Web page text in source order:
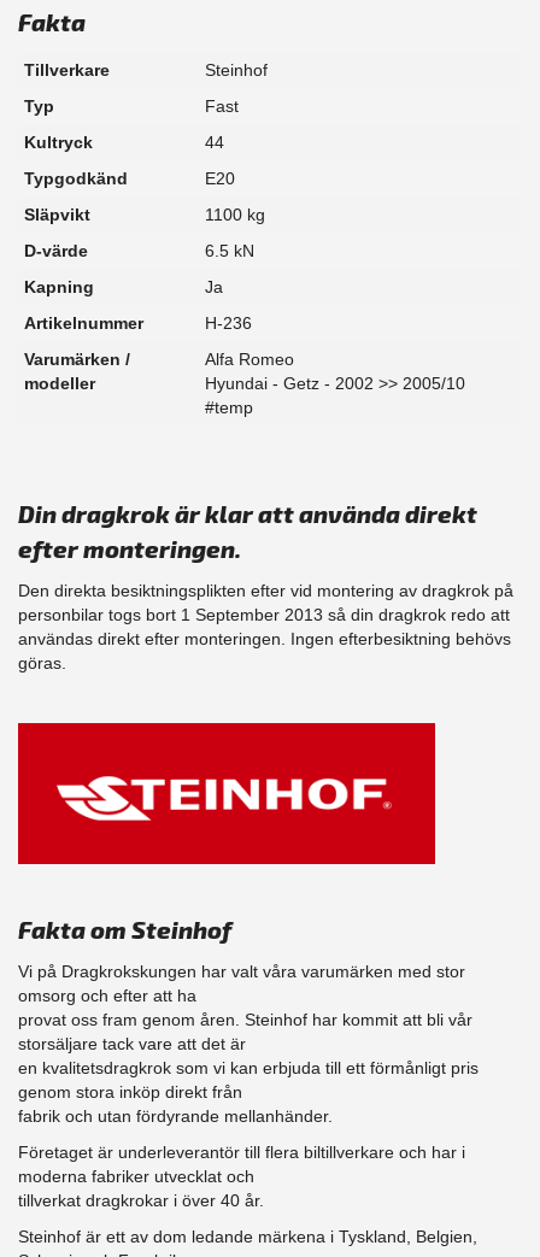
Fakta
Tillverkare
Steinhof
Typ
Fast
Kultryck
44
Typgodkänd
E20
Släpvikt
1100 kg
D-värde
6.5 kN
Kapning
Ja
Artikelnummer
H-236
Varumärken /
modeller
Alfa Romeo
Hyundai - Getz - 2002 >> 2005/10
#temp
Din dragkrok är klar att använda direkt
efter monteringen.
Den direkta besiktningsplikten efter vid montering av dragkrok på
personbilar togs bort 1 September 2013 så din dragkrok redo att
användas direkt efter monteringen. Ingen efterbesiktning behövs
göras.
Fakta om Steinhof
Vi på Dragkrokskungen har valt våra varumärken med stor
omsorg och efter att ha
provat oss fram genom åren. Steinhof har kommit att bli vår
storsäljare tack vare att det är
en kvalitetsdragkrok som vi kan erbjuda till ett förmånligt pris
genom stora inköp direkt från
fabrik och utan fördyrande mellanhänder.
Företaget är underleverantör till flera biltillverkare och har i
moderna fabriker utvecklat och
tillverkat dragkrokar i över 40 år.
Steinhof är ett av dom ledande märkena i Tyskland, Belgien,